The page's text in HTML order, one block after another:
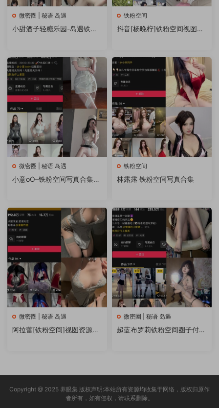
微密圈 | 秘语 岛遇
小甜酒子轻糖乐园-岛遇铁粉
铁粉空间
抖音[杨晚柠]铁粉空间视图资
微密圈 | 秘语 岛遇
小意oO–铁粉空间写真合集
铁粉空间
林露露 铁粉空间写真合集
微密圈 | 秘语 岛遇
阿拉蕾[铁粉空间]视图资源付
微密圈 | 秘语 岛遇
超蓝布罗莉铁粉空间圈子付费
Copyright @ 2025 养眼集 版权声明:本站所有资源均收集于网络，版权归原作
者所有，如有侵权，请联系删除。